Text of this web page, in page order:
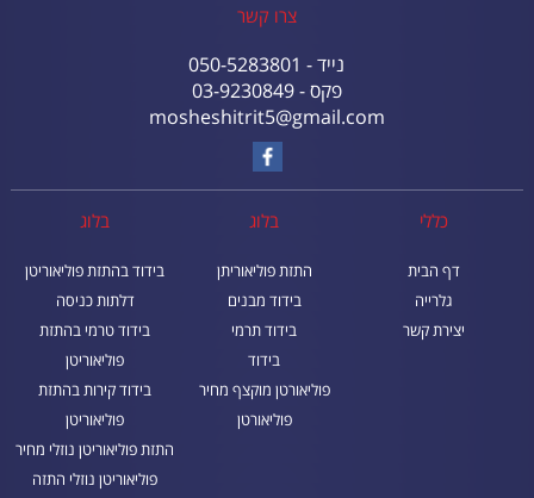
צרו קשר
נייד - 050-5283801
פקס - 03-9230849
mosheshitrit5@gmail.com
בלוג
בידוד בהתזת פוליאוריטן
דלתות כניסה
בידוד טרמי בהתזת
פוליאוריטן
בידוד קירות בהתזת
פוליאוריטן
התזת פוליאוריטן נוזלי מחיר
פוליאוריטן נוזלי התזה
בלוג
התזת פוליאוריתן
בידוד מבנים
בידוד תרמי
בידוד
פוליאורטן מוקצף מחיר
פוליאורטן
כללי
דף הבית
גלרייה
יצירת קשר